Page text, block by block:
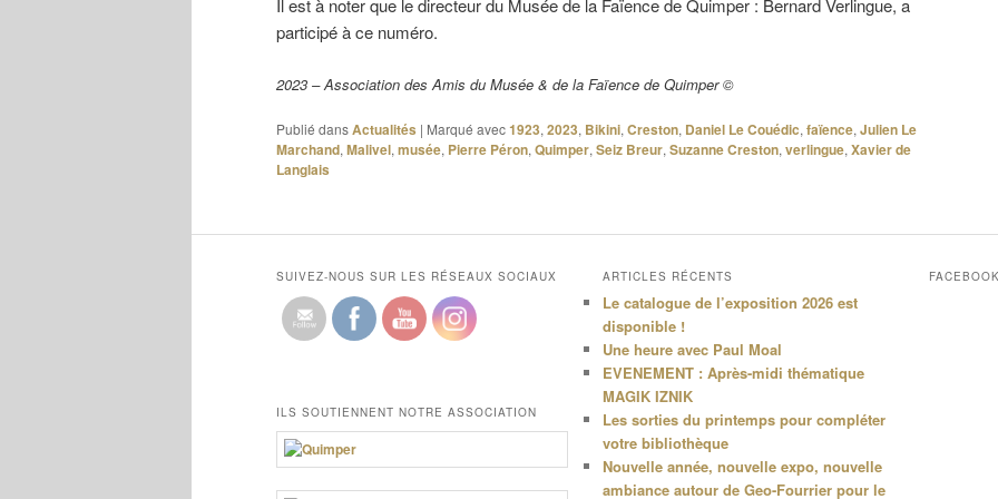
participé à ce numéro.
2023 – Association des Amis du Musée & de la Faïence de Quimper ©
Publié dansActualités | Marqué avec1923, 2023, Bikini, Creston, Daniel Le Couédic, faïence, Julien Le
Marchand, Malivel, musée, Pierre Péron, Quimper, Seiz Breur, Suzanne Creston, verlingue, Xavier de
Langlais
SUIVEZ-NOUS SUR LES RÉSEAUX SOCIAUX
ILS SOUTIENNENT NOTRE ASSOCIATION
ARTICLES RÉCENTS
Le catalogue de l’exposition 2026 est
disponible !
Une heure avec Paul Moal
EVENEMENT : Après-midi thématique
MAGIK IZNIK
Les sorties du printemps pour compléter
votre bibliothèque
Nouvelle année, nouvelle expo, nouvelle
ambiance autour de Geo-Fourrier pour le